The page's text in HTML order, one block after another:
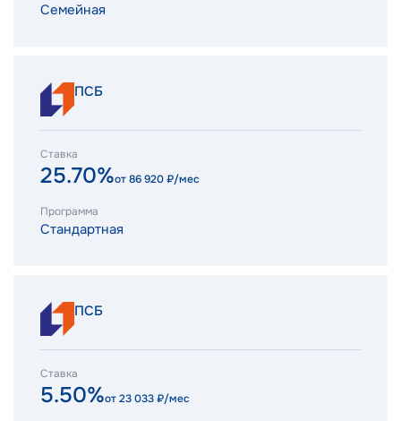
Семейная
ПСБ
Ставка
25.70%от86 920₽/мес
Программа
Стандартная
ПСБ
Ставка
5.50%от23 033₽/мес